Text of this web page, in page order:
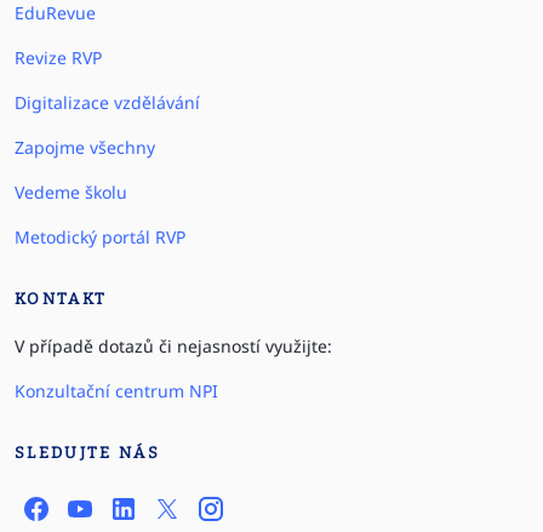
EduRevue
Revize RVP
Digitalizace vzdělávání
Zapojme všechny
Vedeme školu
Metodický portál RVP
KONTAKT
V případě dotazů či nejasností využijte:
Konzultační centrum NPI
SLEDUJTE NÁS